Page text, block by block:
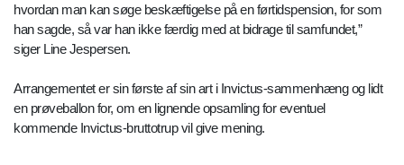
hvordan man kan søge beskæftigelse på en førtidspension, for som
han sagde, så var han ikke færdig med at bidrage til samfundet,”
siger Line Jespersen.
Arrangementet er sin første af sin art i Invictus-sammenhæng og lidt
en prøveballon for, om en lignende opsamling for eventuel
kommende Invictus-bruttotrup vil give mening.